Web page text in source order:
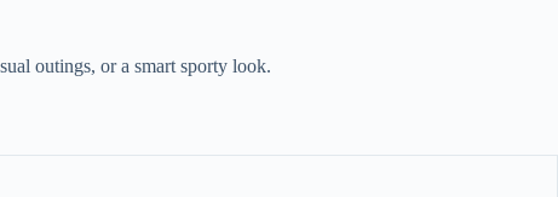
outings, or a smart sporty look.